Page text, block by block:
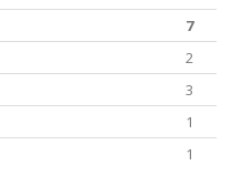
7
2
3
1
1